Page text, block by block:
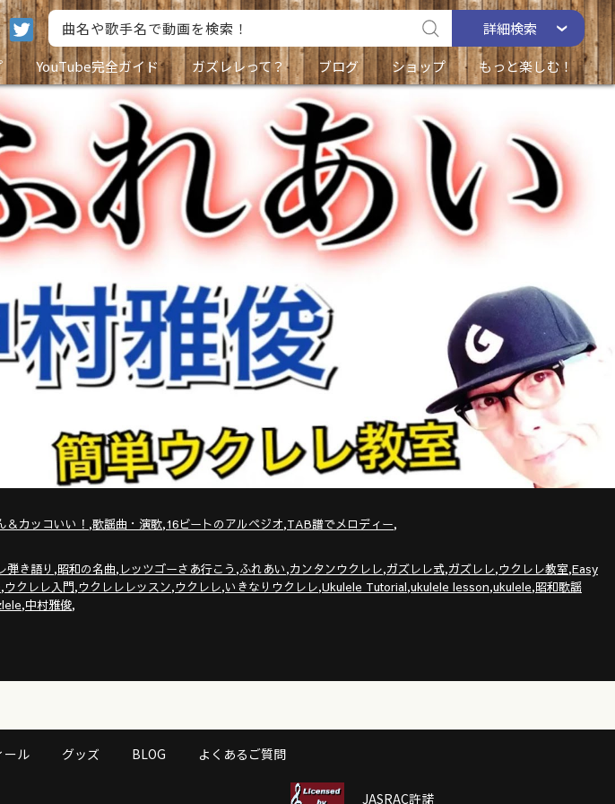
詳細検索
YouTube完全ガイド ガズレレって？ ブログ ショップ もっと楽しむ！
＆カッコいい！ ,歌謡曲・演歌,16ビートのアルペジオ,TAB譜でメロディー,
弾き語り ,昭和の名曲, レッツゴーさあ行こう ,ふれあい,カンタンウクレレ,ガズレレ式,ガズレレ,ウクレレ教室,Easy
,ウクレレ入門,ウクレレレッスン,ウクレレ,いきなりウクレレ,Ukulele Tutorial,ukulele lesson,ukulele,昭和歌謡
,中村雅俊,
ール グッズ BLOG よくあるご質問
JASRAC許諾